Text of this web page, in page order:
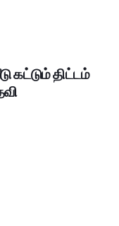
கட்டும் திட்டம்